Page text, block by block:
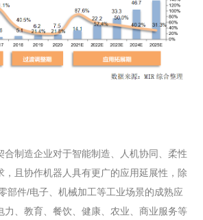
合制造企业对于智能制造、人机协同、柔性
，且协作机器人具有更广的应用延展性，除
部件/电子、机械加工等工业场景的成熟应
力、教育、餐饮、健康、农业、商业服务等